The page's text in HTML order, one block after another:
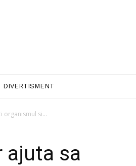
DIVERTISMENT
organismul si...
ajuta sa